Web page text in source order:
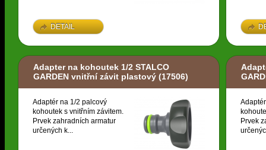
DETAIL
Adapter na kohoutek 1/2 STALCO
GARDEN vnitřní závit plastový (17506)
Adaptér na 1/2 palcový
kohoutek s vnitřním závitem.
Prvek zahradních armatur
určených k...
Prvek